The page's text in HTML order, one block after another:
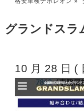
グランドスラ
10月